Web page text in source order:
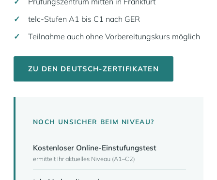
telc-Stufen A1 bis C1 nach GER
Teilnahme auch ohne Vorbereitungskurs möglich
ZU DEN DEUTSCH-ZERTIFIKATEN
NOCH UNSICHER BEIM NIVEAU?
Kostenloser Online-Einstufungstest
ermittelt Ihr aktuelles Niveau (A1–C2)